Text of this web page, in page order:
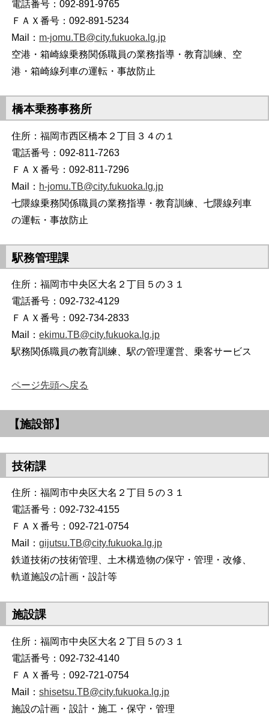
電話番号：092-891-9765
ＦＡＸ番号：092-891-5234
Mail： m-jomu.TB@city.fukuoka.lg.jp
空港・箱崎線乗務関係職員の業務指導・教育訓練、空
港・箱崎線列車の運転・事故防止
橋本乗務事務所
住所：福岡市西区橋本２丁目３４の１
電話番号：092-811-7263
ＦＡＸ番号：092-811-7296
Mail： h-jomu.TB@city.fukuoka.lg.jp
七隈線乗務関係職員の業務指導・教育訓練、七隈線列車
の運転・事故防止
駅務管理課
住所：福岡市中央区大名２丁目５の３１
電話番号：092-732-4129
ＦＡＸ番号：092-734-2833
Mail：ekimu.TB@city.fukuoka.lg.jp
駅務関係職員の教育訓練、駅の管理運営、乗客サービス
ページ先頭へ戻る
【施設部】
技術課
住所：福岡市中央区大名２丁目５の３１
電話番号：092-732-4155
ＦＡＸ番号：092-721-0754
Mail：gijutsu.TB@city.fukuoka.lg.jp
鉄道技術の技術管理、土木構造物の保守・管理・改修、
軌道施設の計画・設計等
施設課
住所：福岡市中央区大名２丁目５の３１
電話番号：092-732-4140
ＦＡＸ番号：092-721-0754
Mail：shisetsu.TB@city.fukuoka.lg.jp
施設の計画・設計・施工・保守・管理